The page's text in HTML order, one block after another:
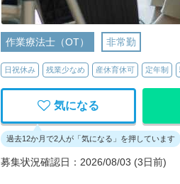
作業療法士（OT） 非常勤
日祝休み 残業少なめ 産休育休可 定年制
気になる
過去12か月で2人が「気になる」を押しています
募集状況確認日：2026/08/03 (3日前)